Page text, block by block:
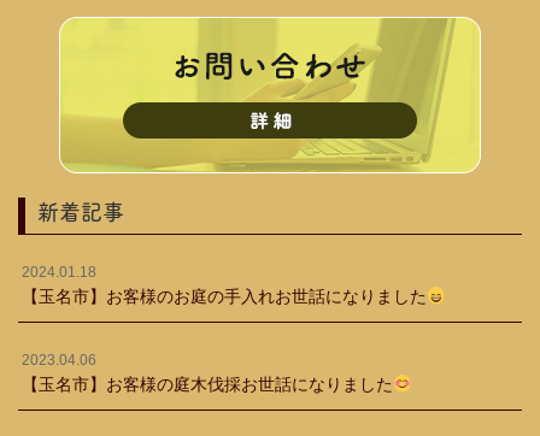
新着記事
2024.01.18
【玉名市】お客様のお庭の手入れお世話になりました
2023.04.06
【玉名市】お客様の庭木伐採お世話になりました